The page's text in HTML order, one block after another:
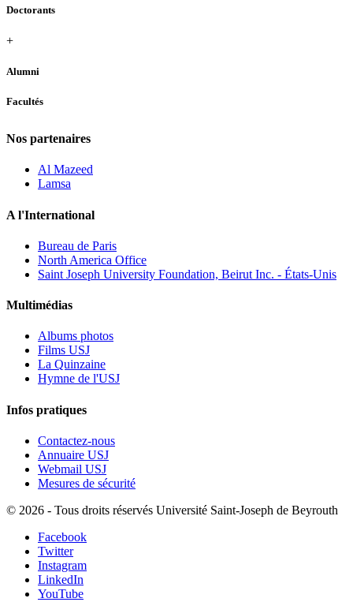
Doctorants
+
Alumni
Facultés
Nos partenaires
Al Mazeed
Lamsa
A l'International
Bureau de Paris
North America Office
Saint Joseph University Foundation, Beirut Inc. - États-Unis
Multimédias
Albums photos
Films USJ
La Quinzaine
Hymne de l'USJ
Infos pratiques
Contactez-nous
Annuaire USJ
Webmail USJ
Mesures de sécurité
© 2026 - Tous droits réservés Université Saint-Joseph de Beyrouth
Facebook
Twitter
Instagram
LinkedIn
YouTube